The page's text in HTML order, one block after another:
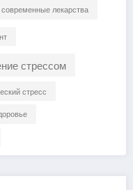
современные лекарства
стрессом
стресс